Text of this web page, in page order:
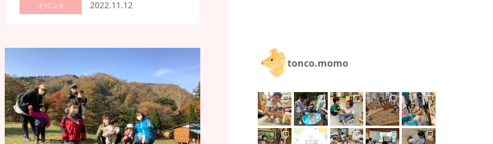
イベント 2022.11.12
tonco.momo